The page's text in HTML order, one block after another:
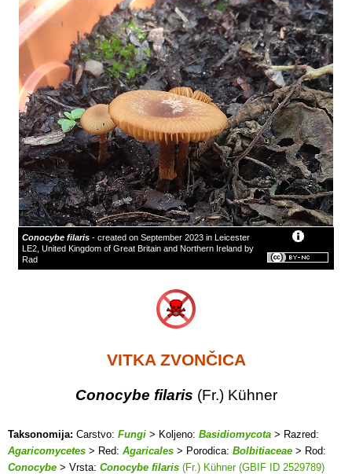
Conocybe filaris - created on September 2023 in Leicester
LE2, United Kingdom of Great Britain and Northern Ireland by
Rad
VITKA ZVONČICA
Conocybe filaris (Fr.) Kühner
Taksonomija: Carstvo: Fungi > Koljeno: Basidiomycota > Razred:
Agaricomycetes > Red: Agaricales > Porodica: Bolbitiaceae > Rod:
Conocybe > Vrsta: Conocybe filaris (Fr.) Kühner (GBIF ID 2529789)